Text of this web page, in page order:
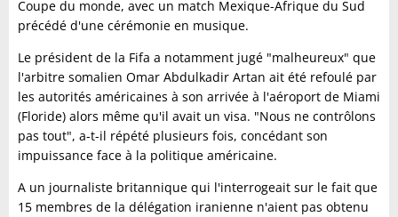
Coupe du monde, avec un match Mexique-Afrique du Sud
précédé d'une cérémonie en musique.
Le président de la Fifa a notamment jugé "malheureux" que
l'arbitre somalien Omar Abdulkadir Artan ait été refoulé par
les autorités américaines à son arrivée à l'aéroport de Miami
(Floride) alors même qu'il avait un visa. "Nous ne contrôlons
pas tout", a-t-il répété plusieurs fois, concédant son
impuissance face à la politique américaine.
A un journaliste britannique qui l'interrogeait sur le fait que
15 membres de la délégation iranienne n'aient pas obtenu